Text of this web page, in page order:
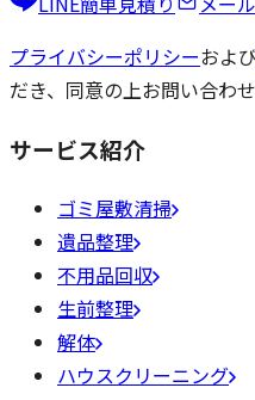
プライバシーポリシーおよび
だき、同意の上お問い合わせ
サービス紹介
ゴミ屋敷清掃
遺品整理
不用品回収
生前整理
解体
ハウスクリーニング